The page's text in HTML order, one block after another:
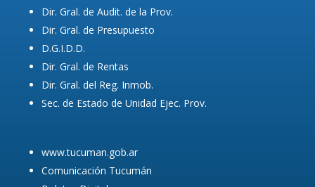
Dir. Gral. de Audit. de la Prov.
Dir. Gral. de Presupuesto
D.G.I.D.D.
Dir. Gral. de Rentas
Dir. Gral. del Reg. Inmob.
Sec. de Estado de Unidad Ejec. Prov.
www.tucuman.gob.ar
Comunicación Tucumán